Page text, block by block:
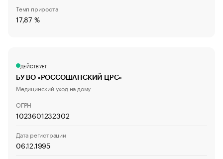
Темп прироста
17,87 %
ДЕЙСТВУЕТ
БУ ВО «РОССОШАНСКИЙ ЦРС»
Медицинский уход на дому
ОГРН
1023601232302
Дата регистрации
06.12.1995